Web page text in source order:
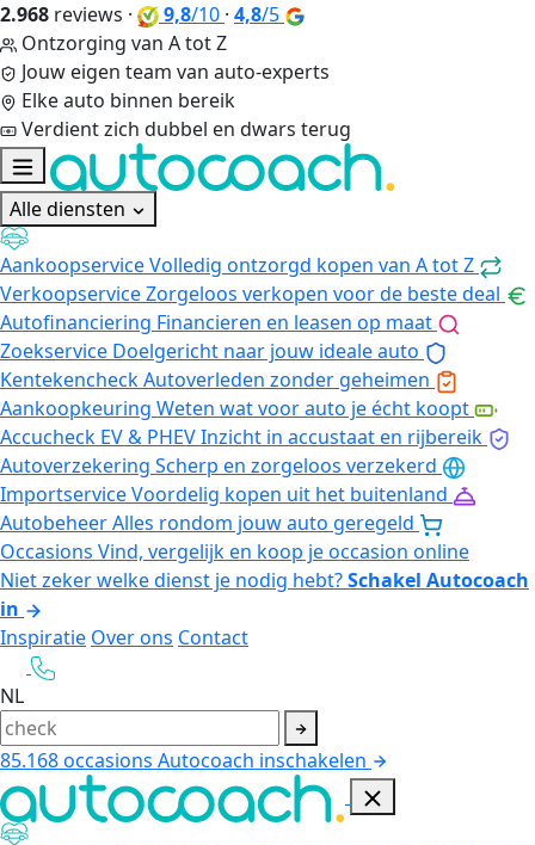
2.968 reviews · 9,8/10 · 4,8/5
Ontzorging van A tot Z
Jouw eigen team van auto-experts
Elke auto binnen bereik
Verdient zich dubbel en dwars terug
Alle diensten
AankoopserviceVolledig ontzorgd kopen van A tot Z
VerkoopserviceZorgeloos verkopen voor de beste deal
Autofinanciering Financieren en leasen op maat
Zoekservice Doelgericht naar jouw ideale auto
KentekencheckAutoverleden zonder geheimen
Aankoopkeuring Weten wat voor auto je écht koopt
Accucheck EV & PHEVInzicht in accustaat en rijbereik
Autoverzekering Scherp en zorgeloos verzekerd
ImportserviceVoordelig kopen uit het buitenland
AutobeheerAlles rondom jouw auto geregeld
Occasions Vind, vergelijk en koop je occasion online
Niet zeker welke dienst je nodig hebt?Schakel Autocoach
in
Inspiratie Over ons Contact
NL
85.168occasions Autocoach inschakelen